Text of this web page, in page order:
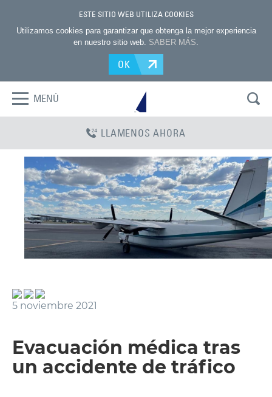
ESTE SITIO WEB UTILIZA COOKIES
Utilizamos cookies para garantizar que obtenga la mejor experiencia
en nuestro sitio web. SABER MÁS.
OK
MENÚ
LLAMENOS AHORA
5 noviembre 2021
Evacuación médica tras
un accidente de tráfico